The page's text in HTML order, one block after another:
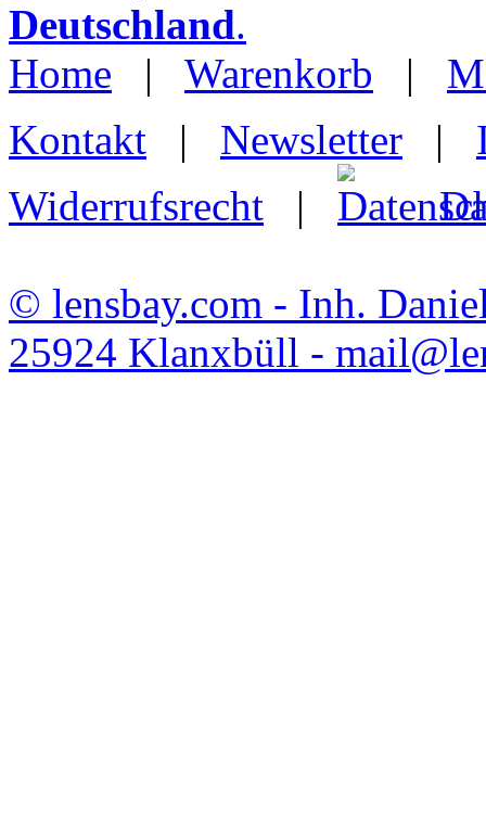
Deutschland.
Home | Warenkorb |
Kontakt | Newsletter |
Widerrufsrecht |
© lensbay.com - Inh.
25924 Klanxbüll -